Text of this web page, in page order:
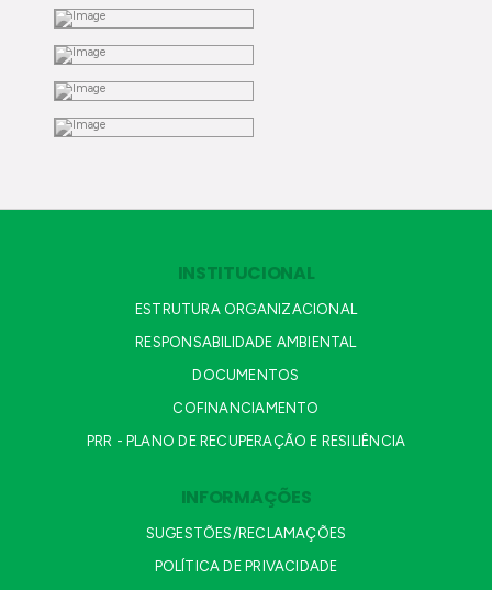
INSTITUCIONAL
ESTRUTURA ORGANIZACIONAL
RESPONSABILIDADE AMBIENTAL
DOCUMENTOS
COFINANCIAMENTO
PRR - PLANO DE RECUPERAÇÃO E RESILIÊNCIA
INFORMAÇÕES
SUGESTÕES/RECLAMAÇÕES
POLÍTICA DE PRIVACIDADE